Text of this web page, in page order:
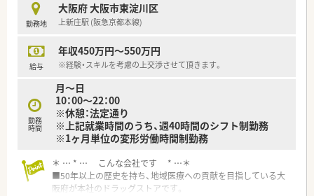
勤務地
大阪府 大阪市東淀川区
上新庄駅 (阪急京都本線)
給与
年収450万円～550万円
※経験・スキルを考慮の上交渉させて頂きます。
勤務
時間
月～日
10：00～22：00
※休憩：法定通り
※上記就業時間のうち、週40時間のシフト制勤務
※1ヶ月単位の変形労働時間制勤務
＊ … * … こんな会社です * …＊
■50年以上の歴史を持ち、地域医療への貢献を目指している大
阪府が本社のドラッグストアです。